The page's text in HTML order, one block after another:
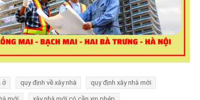
ở quy định về xây nhà quy định xây nhà mới